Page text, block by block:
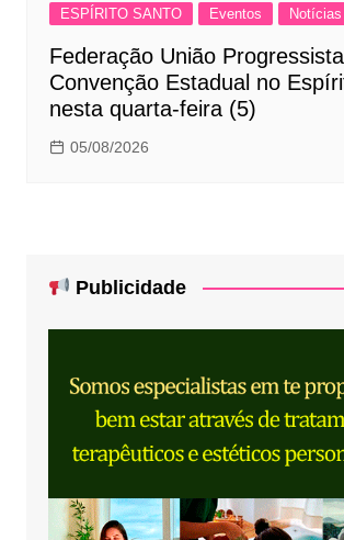
ESPÍRITO SANTO
Eventos Notícias
Federação União
Convenção Estadual no
nesta quarta-feira (5)
05/08/2026
Publicidade